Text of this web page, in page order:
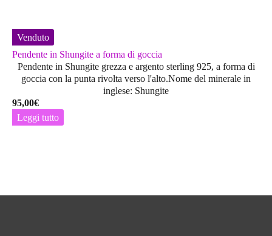
Venduto
Pendente in Shungite a forma di goccia
Pendente in Shungite grezza e argento sterling 925, a forma di
goccia con la punta rivolta verso l'alto.Nome del minerale in
inglese: Shungite
95,00€
Leggi tutto